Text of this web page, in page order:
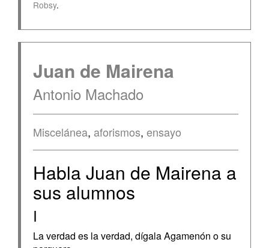
Robsy.
Juan de Mairena
Antonio Machado
Miscelánea, aforismos, ensayo
Habla Juan de Mairena a
sus alumnos
I
La verdad es la verdad, dígala Agamenón o su